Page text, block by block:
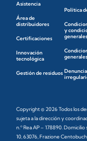
Asistencia
Área de
distribuidores
Certificaciones
Innovación
tecnológica
Gestión de residuos
Política
y
generales
Copyright © 2026 Todos los
sujeta a la dirección y
n.º Rea AP – 178890.
10, 63076, Frazione